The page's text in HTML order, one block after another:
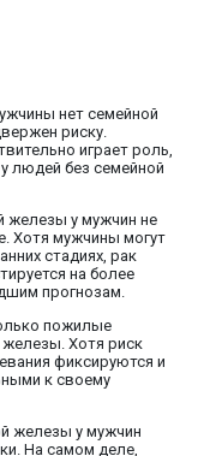
нет семейной
риску.
играет роль,
людей без семейной
железы у мужчин не
Хотя мужчины могут
стадиях, рак
на более
прогнозам.
пожилые
Хотя риск
фиксируются и
к своему
железы у мужчин
На самом деле,